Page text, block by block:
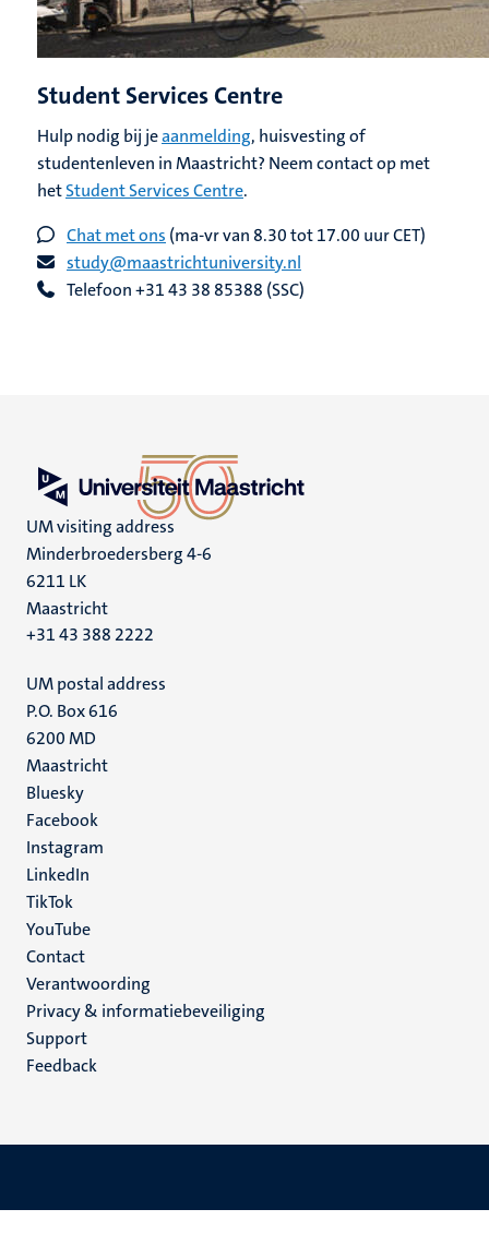
Student Services Centre
Hulp nodig bij jeaanmelding, huisvesting of
studentenleven in Maastricht? Neem contact op met
hetStudent Services Centre.
Chat met ons (ma-vr van 8.30 tot 17.00 uur CET)
study@maastrichtuniversity.nl
Telefoon +31 43 38 85388 (SSC)
UM visiting address
Minderbroedersberg 4-6
6211 LK
Maastricht
+31 43 388 2222
UM postal address
P.O. Box 616
6200 MD
Maastricht
Social
media
Bluesky
Facebook
Instagram
LinkedIn
TikTok
YouTube
Menu
footer
(NL)
Contact
Verantwoording
Privacy & informatiebeveiliging
Support
Feedback